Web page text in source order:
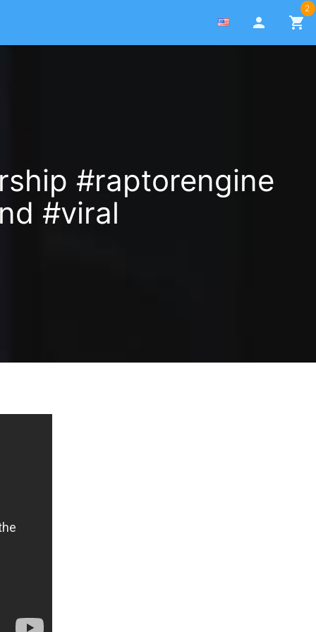
person shopping_cart
2
#raptorengine
#viral